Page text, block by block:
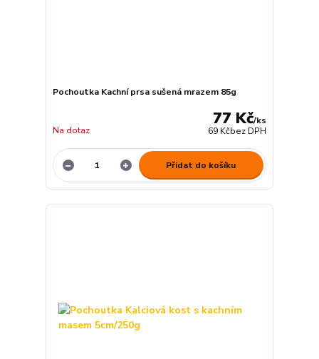
Pochoutka Kachní prsa sušená mrazem 85g
77 Kč/ks
69 Kčbez DPH
Na dotaz
Přidat do košíku